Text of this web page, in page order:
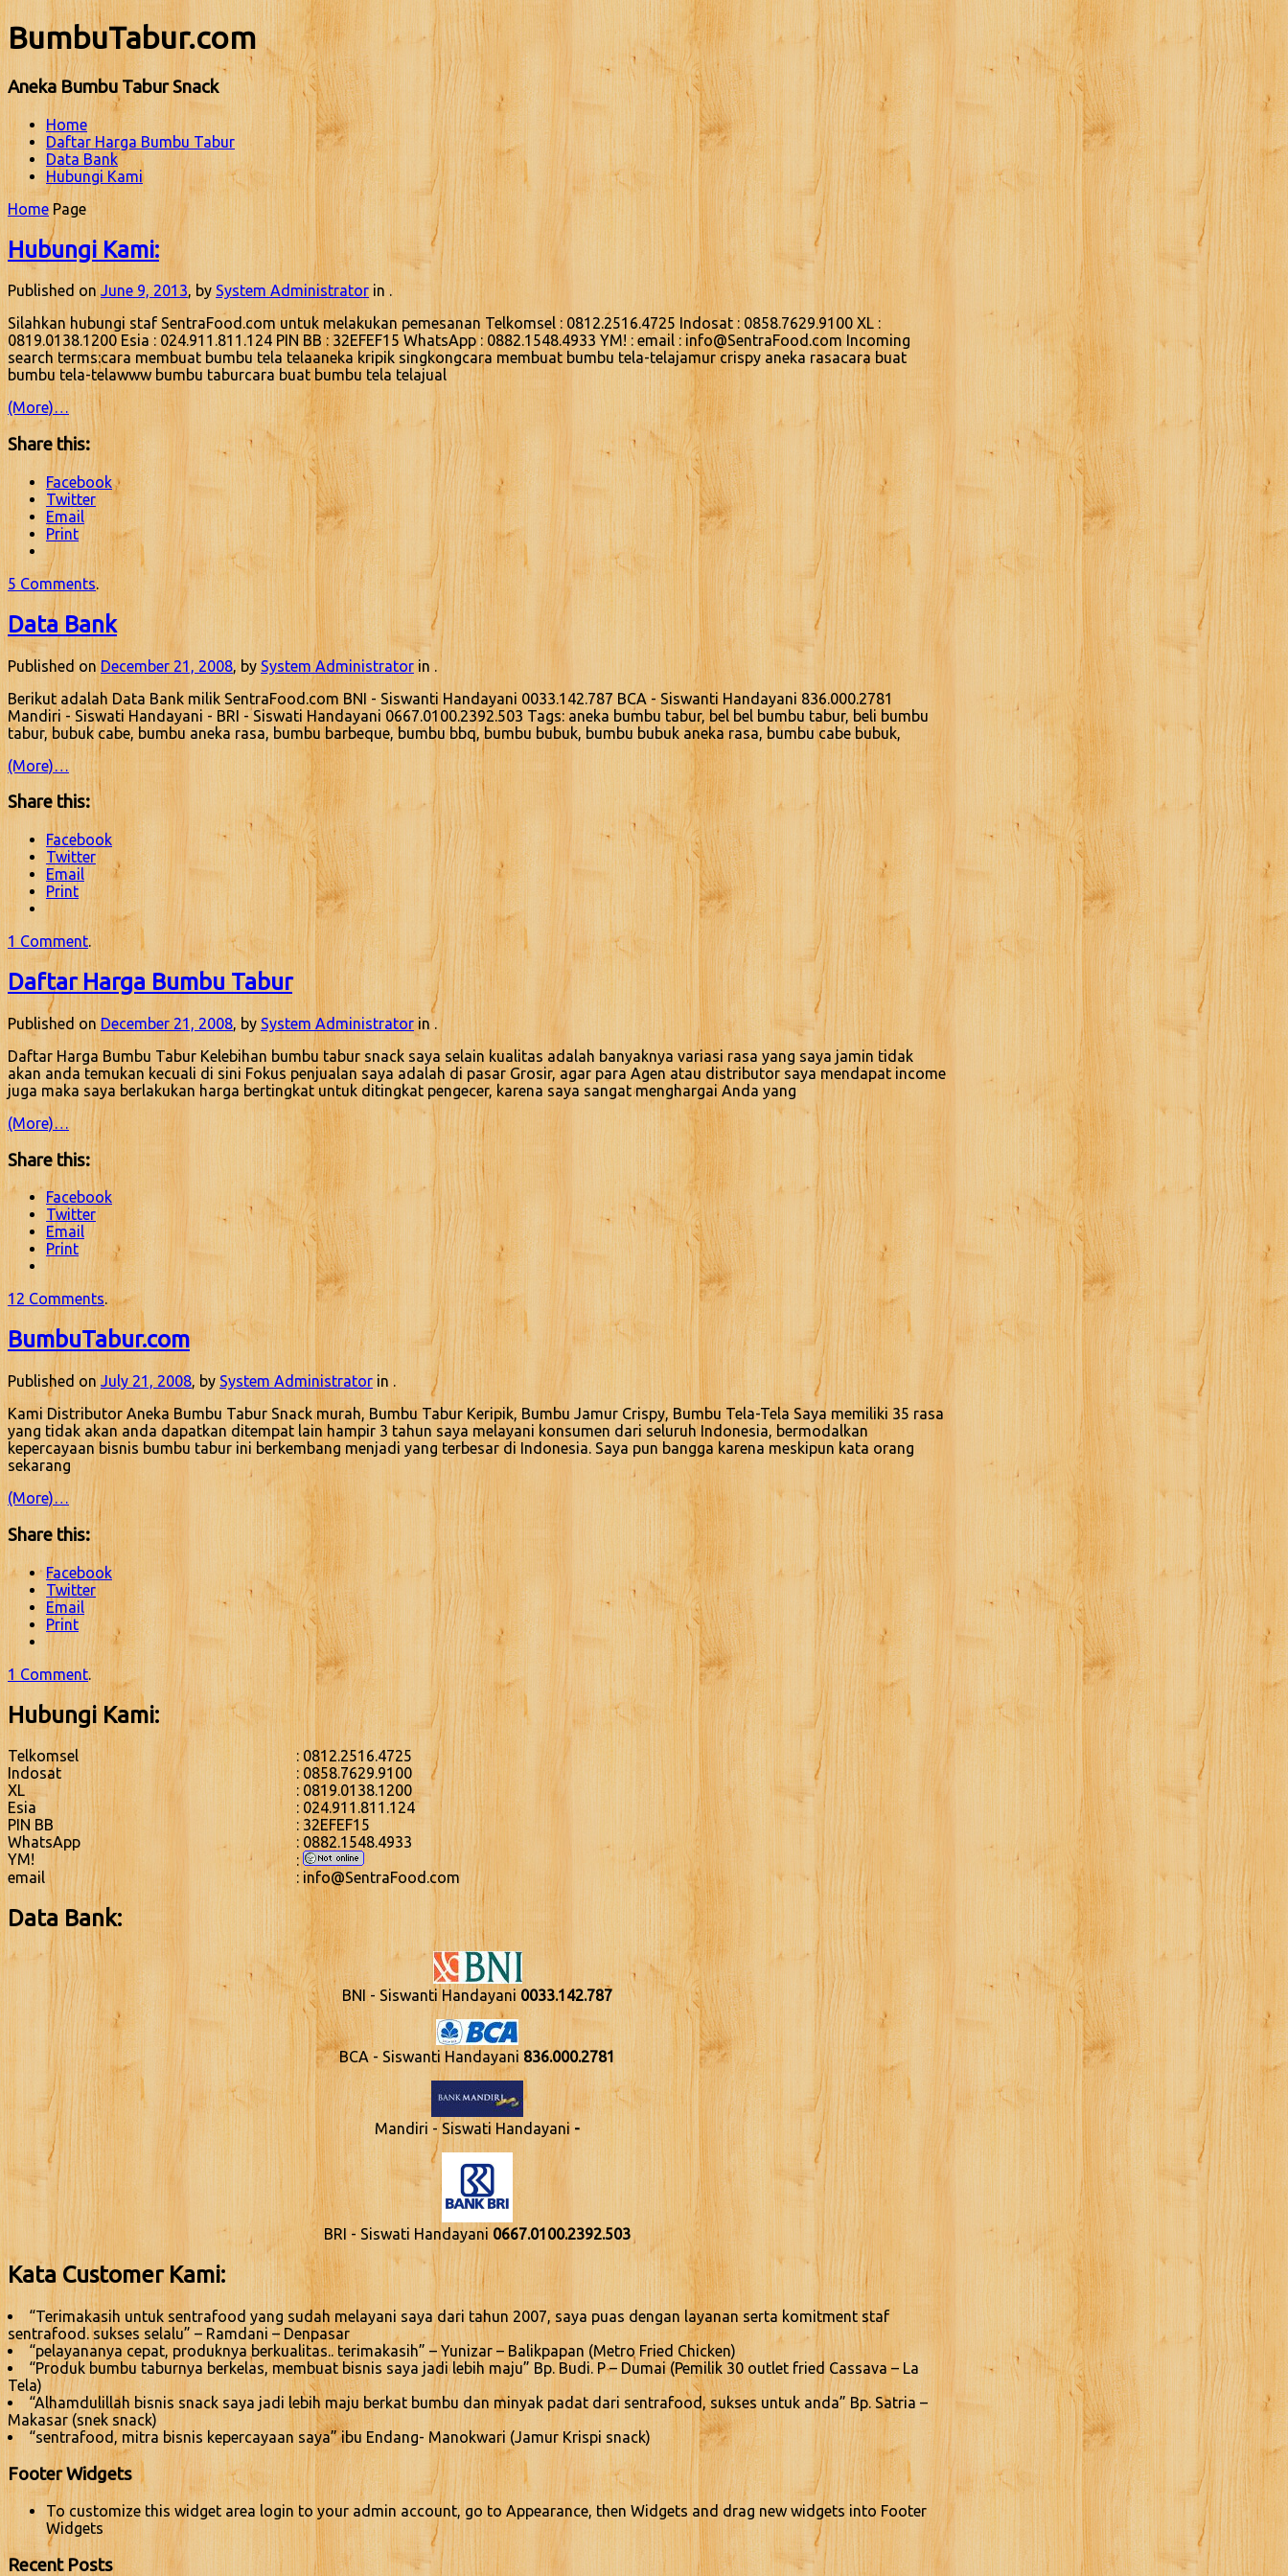
BumbuTabur.com
Aneka Bumbu Tabur Snack
Home
Daftar Harga Bumbu Tabur
Data Bank
Hubungi Kami
Home Page
Hubungi Kami:
Published on June 9, 2013, by System Administrator in .
Silahkan hubungi staf SentraFood.com untuk melakukan pemesanan Telkomsel : 0812.2516.4725 Indosat : 0858.7629.9100 XL :
0819.0138.1200 Esia : 024.911.811.124 PIN BB : 32EFEF15 WhatsApp : 0882.1548.4933 YM! : email : info@SentraFood.com Incoming
search terms:cara membuat bumbu tela telaaneka kripik singkongcara membuat bumbu tela-telajamur crispy aneka rasacara buat
bumbu tela-telawww bumbu taburcara buat bumbu tela telajual
(More)…
Share this:
Facebook
Twitter
Email
Print
5 Comments.
Data Bank
Published onDecember 21, 2008, by System Administrator in .
Berikut adalah Data Bank milik SentraFood.com BNI - Siswanti Handayani 0033.142.787 BCA - Siswanti Handayani 836.000.2781
Mandiri - Siswati Handayani - BRI - Siswati Handayani 0667.0100.2392.503 Tags: aneka bumbu tabur, bel bel bumbu tabur, beli bumbu
tabur, bubuk cabe, bumbu aneka rasa, bumbu barbeque, bumbu bbq, bumbu bubuk, bumbu bubuk aneka rasa, bumbu cabe bubuk,
(More)…
Share this:
Facebook
Twitter
Email
Print
1 Comment.
Daftar Harga Bumbu Tabur
Published on December 21, 2008, bySystem Administratorin .
Daftar Harga Bumbu Tabur Kelebihan bumbu tabur snack saya selain kualitas adalah banyaknya variasi rasa yang saya jamin tidak
akan anda temukan kecuali di sini Fokus penjualan saya adalah di pasar Grosir, agar para Agen atau distributor saya mendapat income
juga maka saya berlakukan harga bertingkat untuk ditingkat pengecer, karena saya sangat menghargai Anda yang
(More)…
Share this:
Facebook
Twitter
Email
Print
12 Comments.
BumbuTabur.com
Published on July 21, 2008, by System Administratorin .
Kami Distributor Aneka Bumbu Tabur Snack murah, Bumbu Tabur Keripik, Bumbu Jamur Crispy, Bumbu Tela-Tela Saya memiliki 35 rasa
yang tidak akan anda dapatkan ditempat lain hampir 3 tahun saya melayani konsumen dari seluruh Indonesia, bermodalkan
kepercayaan bisnis bumbu tabur ini berkembang menjadi yang terbesar di Indonesia. Saya pun bangga karena meskipun kata orang
sekarang
(More)…
Share this:
Facebook
Twitter
Email
Print
1 Comment.
Hubungi Kami:
Telkomsel
: 0812.2516.4725
Indosat
: 0858.7629.9100
XL
: 0819.0138.1200
Esia
: 024.911.811.124
PIN BB
: 32EFEF15
WhatsApp
: 0882.1548.4933
YM!
:
email
: info@SentraFood.com
Data Bank:
BNI - Siswanti Handayani 0033.142.787
BCA - Siswanti Handayani 836.000.2781
Mandiri - Siswati Handayani -
BRI - Siswati Handayani 0667.0100.2392.503
Kata Customer Kami:
“Terimakasih untuk sentrafood yang sudah melayani saya dari tahun 2007, saya puas dengan layanan serta komitment staf
sentrafood. sukses selalu” – Ramdani – Denpasar
“pelayananya cepat, produknya berkualitas.. terimakasih” – Yunizar – Balikpapan (Metro Fried Chicken)
“Produk bumbu taburnya berkelas, membuat bisnis saya jadi lebih maju” Bp. Budi. P – Dumai (Pemilik 30 outlet fried Cassava – La
Tela)
“Alhamdulillah bisnis snack saya jadi lebih maju berkat bumbu dan minyak padat dari sentrafood, sukses untuk anda” Bp. Satria –
Makasar (snek snack)
“sentrafood, mitra bisnis kepercayaan saya” ibu Endang- Manokwari (Jamur Krispi snack)
Footer Widgets
To customize this widget area login to your admin account, go to Appearance, then Widgets and drag new widgets into Footer
Widgets
Recent Posts